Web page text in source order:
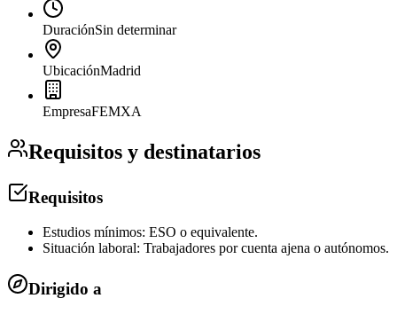
DuraciónSin determinar
UbicaciónMadrid
EmpresaFEMXA
Requisitos y destinatarios
Requisitos
Estudios mínimos: ESO o equivalente.
Situación laboral: Trabajadores por cuenta ajena o autónomos.
Dirigido a